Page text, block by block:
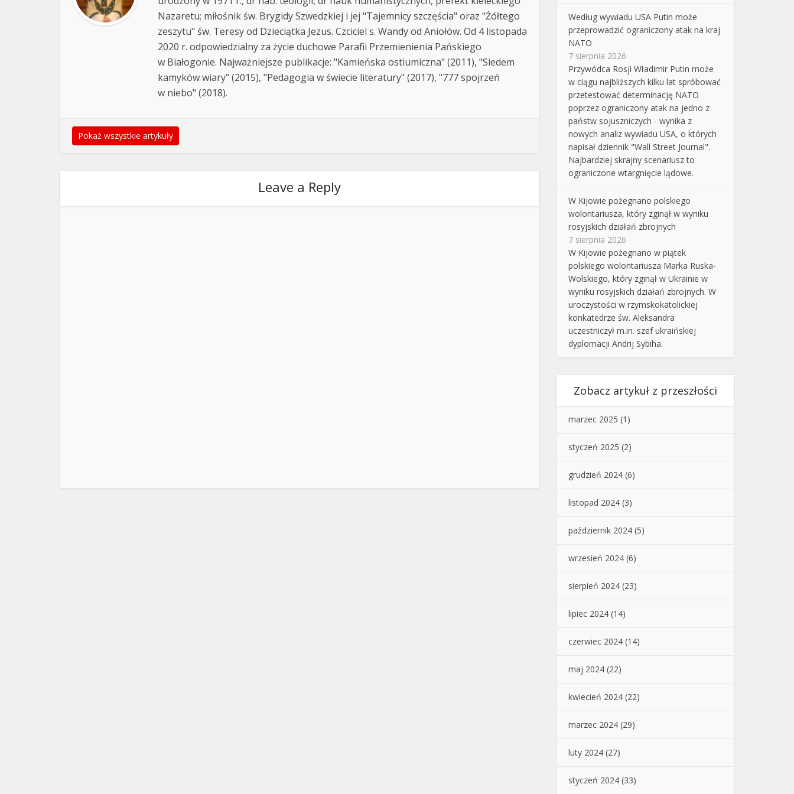
Nazaretu; miłośnik św. Brygidy Szwedzkiej i jej "Tajemnicy szczęścia" oraz "Żółtego
zeszytu" św. Teresy od Dzieciątka Jezus. Czciciel s. Wandy od Aniołów. Od 4 listopada
2020 r. odpowiedzialny za życie duchowe Parafii Przemienienia Pańskiego
w Białogonie. Najważniejsze publikacje: "Kamieńska ostiumiczna" (2011), "Siedem
kamyków wiary" (2015), "Pedagogia w świecie literatury" (2017), "777 spojrzeń
w niebo" (2018).
Pokaż wszystkie artykuły
Leave a Reply
Według wywiadu USA Putin może
przeprowadzić ograniczony atak na kraj
NATO
7 sierpnia 2026
Przywódca Rosji Władimir Putin może
w ciągu najbliższych kilku lat spróbować
przetestować determinację NATO
poprzez ograniczony atak na jedno z
państw sojuszniczych - wynika z
nowych analiz wywiadu USA, o których
napisał dziennik "Wall Street Journal".
Najbardziej skrajny scenariusz to
ograniczone wtargnięcie lądowe.
W Kijowie pożegnano polskiego
wolontariusza, który zginął w wyniku
rosyjskich działań zbrojnych
7 sierpnia 2026
W Kijowie pożegnano w piątek
polskiego wolontariusza Marka Ruska-
Wolskiego, który zginął w Ukrainie w
wyniku rosyjskich działań zbrojnych. W
uroczystości w rzymskokatolickiej
konkatedrze św. Aleksandra
uczestniczył m.in. szef ukraińskiej
dyplomacji Andrij Sybiha.
Zobacz artykuł z przeszłości
marzec 2025 (1)
styczeń 2025 (2)
grudzień 2024 (6)
listopad 2024 (3)
październik 2024 (5)
wrzesień 2024 (6)
sierpień 2024 (23)
lipiec 2024 (14)
czerwiec 2024 (14)
maj 2024 (22)
kwiecień 2024 (22)
marzec 2024 (29)
luty 2024 (27)
styczeń 2024 (33)